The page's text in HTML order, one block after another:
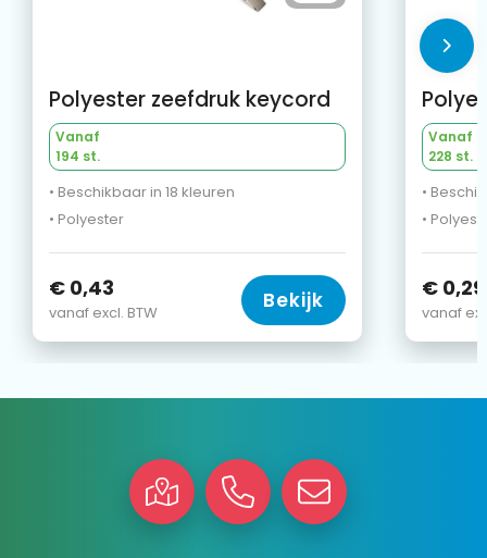
Polyester zeefdruk keycord
Vanaf
194 st.
• Beschikbaar in 18 kleuren
• Polyester
€ 0,43
vanaf excl. BTW Bekijk
Vanaf
228 st.
•
•
€ 0,29
vanaf